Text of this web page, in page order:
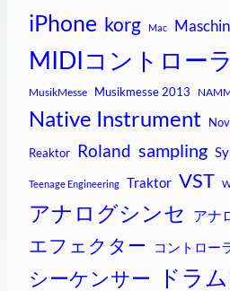
iPhone korg Mac
MIDIコントロー
MusikMesse Musikmesse 2013
Native Instrument
Reaktor Roland sampling
Teenage Engineering Traktor VST
アナログシンセ アナ
エフェクター コントロー
シーケンサー ドラ